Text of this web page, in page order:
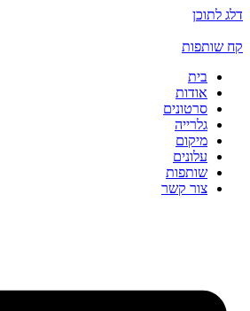
דלג לתוכן
קח שותפות
בית
אודות
סרטונים
גלרייה
מיקום
עלונים
שותפות
צור קשר